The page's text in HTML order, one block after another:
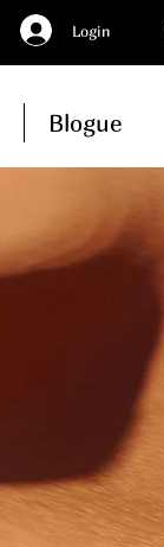
Login
Blogue